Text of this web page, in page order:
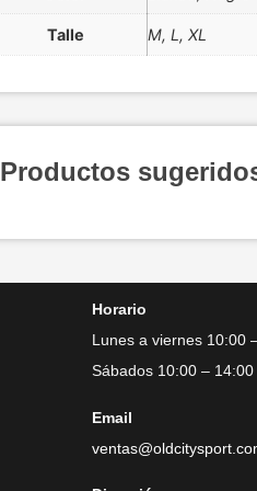
Talle M, L, XL
Productos
Horario
Lunes a viernes 10:00
Sábados 10:00 – 14:00
Email